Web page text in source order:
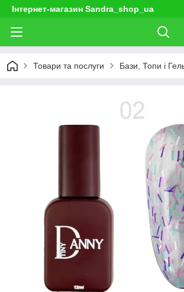
Інтернет-магазин Sandra_shop_ua
Товари та послуги Бази, Топи і